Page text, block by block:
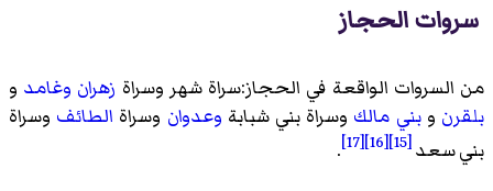
سروات الحجاز
من السروات الواقعة في الحجاز:سراة شهر وسراة زهران وغامد و
بلقرن وبني مالك وسراة بني شبابة وعدوان وسراة الطائف وسراة
بني سعد[15]
[16]
[17]
.